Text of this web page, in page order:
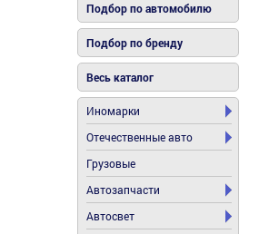
Подбор по автомобилю
Подбор по бренду
Весь каталог
Иномарки
Отечественные авто
Грузовые
Автозапчасти
Автосвет